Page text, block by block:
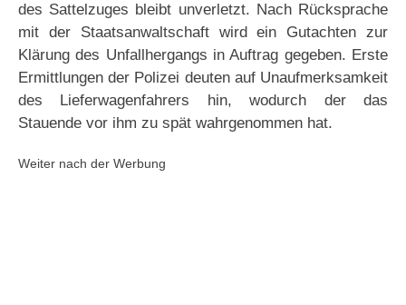
des Sattelzuges bleibt unverletzt. Nach Rücksprache
mit der Staatsanwaltschaft wird ein Gutachten zur
Klärung des Unfallhergangs in Auftrag gegeben. Erste
Ermittlungen der Polizei deuten auf Unaufmerksamkeit
des Lieferwagenfahrers hin, wodurch der das
Stauende vor ihm zu spät wahrgenommen hat.
Weiter nach der Werbung